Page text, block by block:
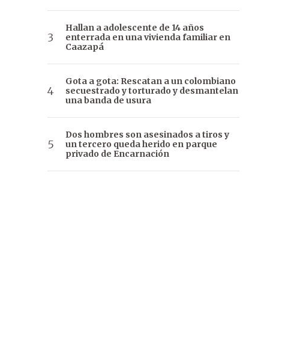
Hallan a adolescente de 14 años
enterrada en una vivienda familiar en
Caazapá
Gota a gota: Rescatan a un colombiano
secuestrado y torturado y desmantelan
una banda de usura
Dos hombres son asesinados a tiros y
un tercero queda herido en parque
privado de Encarnación